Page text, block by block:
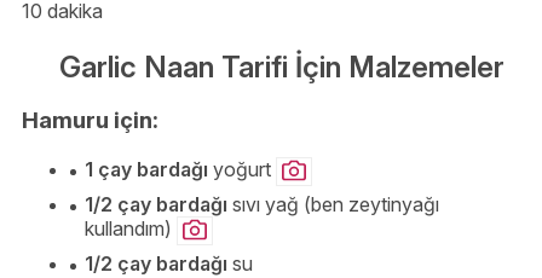
10 dakika
Garlic Naan Tarifi İçin Malzemeler
Hamuru için:
1 çay bardağı yoğurt
1/2 çay bardağı sıvı yağ (ben zeytinyağı
kullandım)
1/2 çay bardağı su